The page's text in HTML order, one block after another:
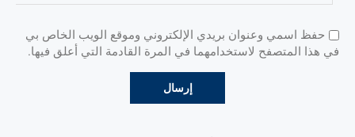
حفظ اسمي وعنوان بريدي الإلكتروني وموقع الويب الخاص بي
في هذا المتصفح لاستخدامهما في المرة القادمة التي أعلق فيها.